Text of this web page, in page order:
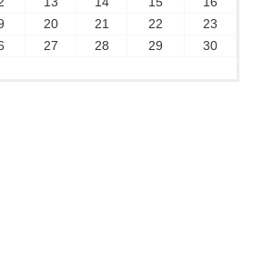
20 21 22
23
27 28 29
30